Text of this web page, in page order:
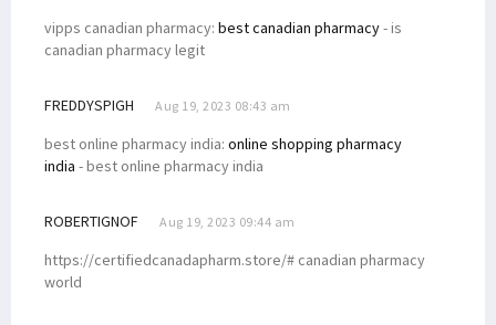
vipps canadian pharmacy: best canadian pharmacy- is
canadian pharmacy legit
FREDDYSPIGH Aug 19, 2023 08:43 am
best online pharmacy india: online shopping pharmacy
india - best online pharmacy india
ROBERTIGNOF Aug 19, 2023 09:44 am
https://certifiedcanadapharm.store/# canadian pharmacy
world